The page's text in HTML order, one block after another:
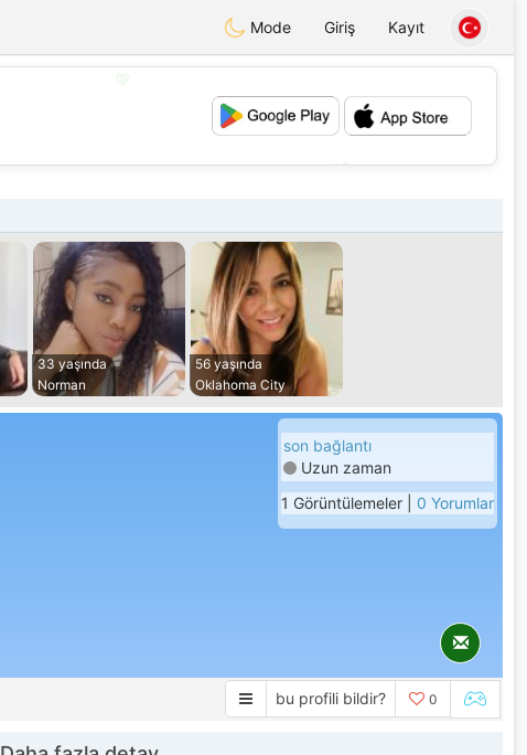
Mode Giriş Kayıt
33 yaşında
Norman
56 yaşında
Oklahoma City
son bağlantı
Uzun zaman
1 Görüntülemeler | 0 Yorumlar
bu profili bildir? 0